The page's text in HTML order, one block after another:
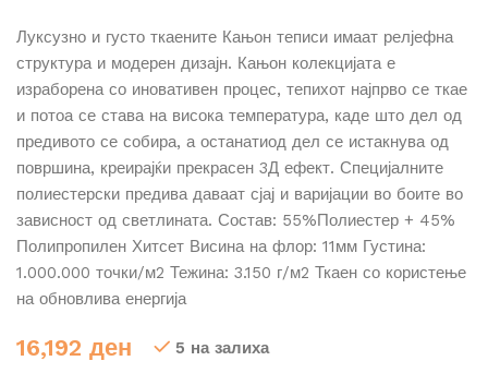
Луксузно и густо ткаените Кањон теписи имаат релјефна
структура и модерен дизајн. Кањон колекцијата е
израборена со иновативен процес, тепихот најпрво се ткае
и потоа се става на висока температура, каде што дел од
предивото се собира, а останатиод дел се истакнува од
површина, креирајќи прекрасен 3Д ефект. Специјалните
полиестерски предива даваат сјај и варијации во боите во
зависност од светлината. Состав: 55%Полиестер + 45%
Полипропилен Хитсет Висина на флор: 11мм Густина:
1.000.000 точки/м2 Тежина: 3.150 г/м2 Ткаен со користење
на обновлива енергија
16,192 ден 5 на залиха